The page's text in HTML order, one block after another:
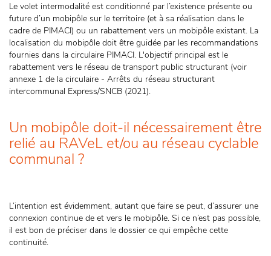
Le volet intermodalité est conditionné par l’existence présente ou
future d’un mobipôle sur le territoire (et à sa réalisation dans le
cadre de PIMACI) ou un rabattement vers un mobipôle existant. La
localisation du mobipôle doit être guidée par les recommandations
fournies dans la circulaire PIMACI. L'objectif principal est le
rabattement vers le réseau de transport public structurant (voir
annexe 1 de la circulaire - Arrêts du réseau structurant
intercommunal Express/SNCB (2021).
Un mobipôle doit-il nécessairement être
relié au RAVeL et/ou au réseau cyclable
communal ?
L’intention est évidemment, autant que faire se peut, d’assurer une
connexion continue de et vers le mobipôle. Si ce n’est pas possible,
il est bon de préciser dans le dossier ce qui empêche cette
continuité.